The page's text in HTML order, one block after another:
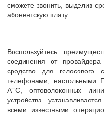
сможете звонить, выделив
абонентскую плату.
Воспользуйтесь
соединения от
средство для голосового
телефонами,
АТС, оптоволоконных
устройства
всеми известными